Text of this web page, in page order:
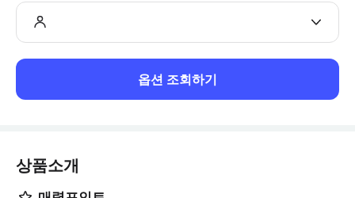
옵션 조회하기
상품소개